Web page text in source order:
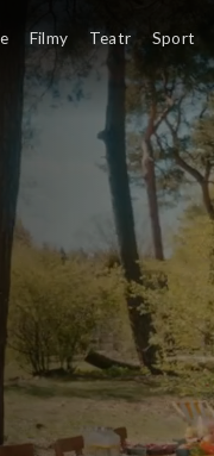
Filmy Teatr Sport